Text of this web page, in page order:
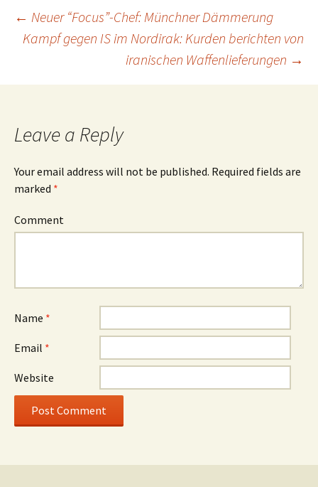
Post
navigation
← Neuer “Focus”-Chef: Münchner Dämmerung
Kampf gegen IS im Nordirak: Kurden berichten von
iranischen Waffenlieferungen →
Leave a Reply
Your email address will not be published. Required fields are
marked *
Comment
Name *
Email *
Website